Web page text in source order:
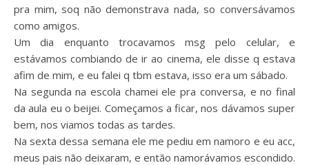
pra mim, soq não demonstrava nada, so conversávamos
como amigos.
Um dia enquanto trocavamos msg pelo celular, e
estávamos combiando de ir ao cinema, ele disse q estava
afim de mim, e eu falei q tbm estava, isso era um sábado.
Na segunda na escola chamei ele pra conversa, e no final
da aula eu o beijei. Começamos a ficar, nos dávamos super
bem, nos viamos todas as tardes.
Na sexta dessa semana ele me pediu em namoro e eu acc,
meus pais não deixaram, e então namorávamos escondido.